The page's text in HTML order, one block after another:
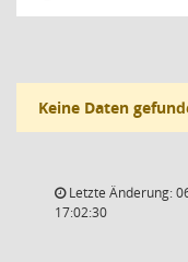
Keine Daten
Letzte Änderung:
17:02:30